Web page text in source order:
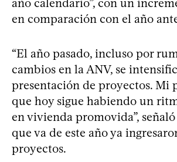
en comparación con el año
“El año pasado, incluso por
cambios en la ANV, se
presentación de proyectos. Mi
que hoy sigue habiendo un
en vivienda promovida”,
que va de este año ya
proyectos.